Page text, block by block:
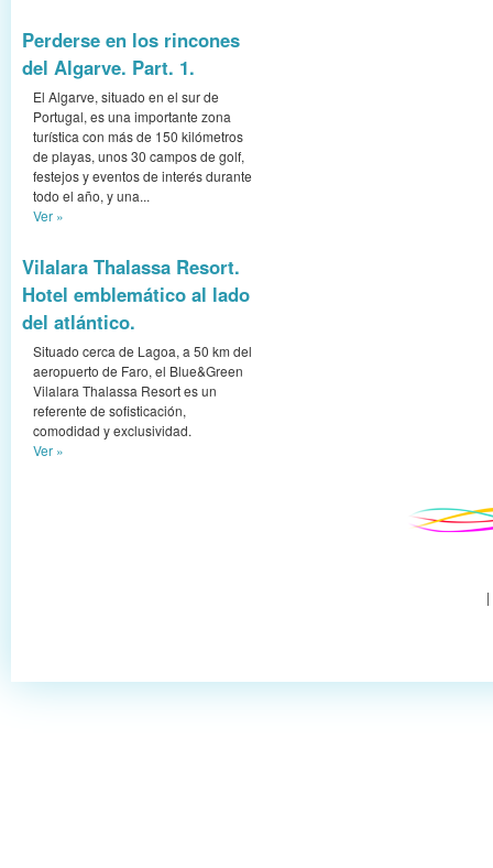
Perderse en los rincones
del Algarve. Part. 1.
El Algarve, situado en el sur de
Portugal, es una importante zona
turística con más de 150 kilómetros
de playas, unos 30 campos de golf,
festejos y eventos de interés durante
todo el año, y una...
Ver »
Vilalara Thalassa Resort.
Hotel emblemático al lado
del atlántico.
Situado cerca de Lagoa, a 50 km del
aeropuerto de Faro, el Blue&Green
Vilalara Thalassa Resort es un
referente de sofisticación,
comodidad y exclusividad.
Ver »
|